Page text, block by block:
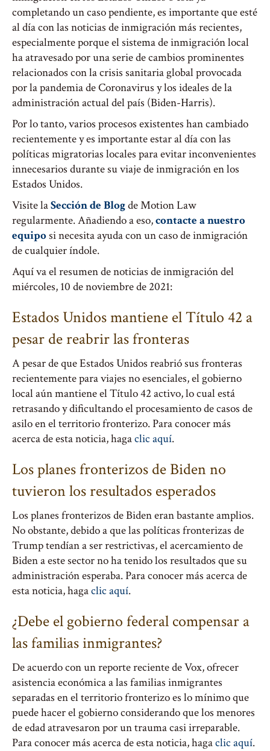
completando un caso pendiente, es importante que esté
al día con las noticias de inmigración más recientes,
especialmente porque el sistema de inmigración local
ha atravesado por una serie de cambios prominentes
relacionados con la crisis sanitaria global provocada
por la pandemia de Coronavirus y los ideales de la
administración actual del país (Biden-Harris).
Por lo tanto, varios procesos existentes han cambiado
recientemente y es importante estar al día con las
políticas migratorias locales para evitar inconvenientes
innecesarios durante su viaje de inmigración en los
Estados Unidos.
Visite laSección de Blogde Motion Law
regularmente. Añadiendo a eso,contacte a nuestro
equiposi necesita ayuda con un caso de inmigración
de cualquier índole.
Aquí va el resumen de noticias de inmigración del
miércoles, 10 de noviembre de 2021:
Estados Unidos mantiene el Título 42 a
pesar de reabrir las fronteras
A pesar de que Estados Unidos reabrió sus fronteras
recientemente para viajes no esenciales, el gobierno
local aún mantiene el Título 42 activo, lo cual está
retrasando y dificultando el procesamiento de casos de
asilo en el territorio fronterizo. Para conocer más
acerca de esta noticia, hagaclic aquí.
Los planes fronterizos de Biden no
tuvieron los resultados esperados
Los planes fronterizos de Biden eran bastante amplios.
No obstante, debido a que las políticas fronterizas de
Trump tendían a ser restrictivas, el acercamiento de
Biden a este sector no ha tenido los resultados que su
administración esperaba. Para conocer más acerca de
esta noticia, hagaclic aquí.
¿Debe el gobierno federal compensar a
las familias inmigrantes?
De acuerdo con un reporte reciente de Vox, ofrecer
asistencia económica a las familias inmigrantes
separadas en el territorio fronterizo es lo mínimo que
puede hacer el gobierno considerando que los menores
de edad atravesaron por un trauma casi irreparable.
Para conocer más acerca de esta noticia, hagaclic aquí.